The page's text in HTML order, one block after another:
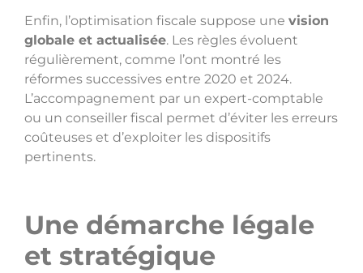
Enfin, l’optimisation fiscale suppose une vision
globale et actualisée. Les règles évoluent
régulièrement, comme l’ont montré les
réformes successives entre 2020 et 2024.
L’accompagnement par un expert-comptable
ou un conseiller fiscal permet d’éviter les erreurs
coûteuses et d’exploiter les dispositifs
pertinents.
Une démarche légale
et stratégique